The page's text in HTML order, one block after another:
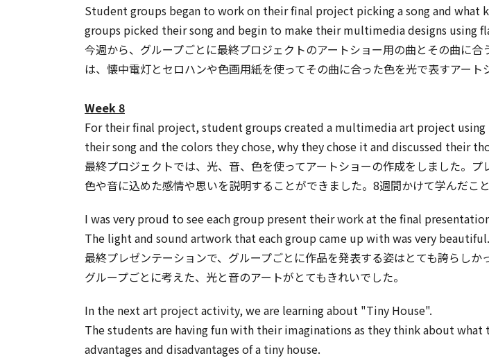
Student groups began to work on their final project picking a song and
groups picked their song and begin to make their multimedia designs using
今週から、グループごとに最終プロジェクトのアートショー用の曲とその曲に
は、懐中電灯とセロハンや色画用紙を使ってその曲に合った色を光で表すアート
Week 8
For their final project, student groups created a multimedia art project
their song and the colors they chose, why they chose it and discussed their
最終プロジェクトでは、光、音、色を使ってアートショーの作成をしました。
色や音に込めた感情や思いを説明することができました。8週間かけて学んだこ
I was very proud to see each group present their work at the final
The light and sound artwork that each group came up with was very beautiful.
最終プレゼンテーションで、グループごとに作品を発表する姿はとても誇らしか
グループごとに考えた、光と音のアートがとてもきれいでした。
In the next art project activity, we are learning about "Tiny House".
The students are having fun with their imaginations as they think about
advantages and disadvantages of a tiny house.